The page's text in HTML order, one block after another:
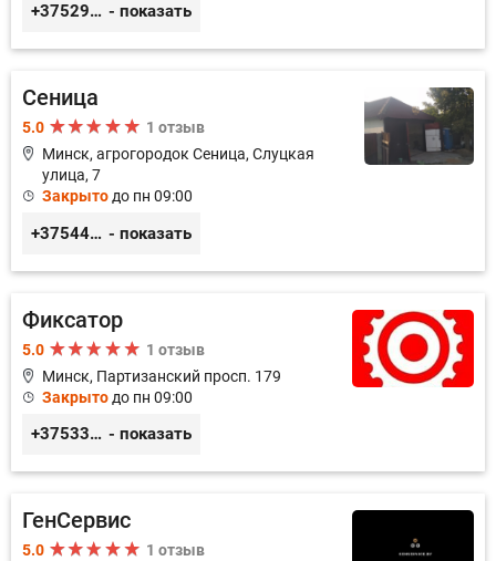
+375296233505 - показать
Сеница
5.0
1 отзыв
Минск, агрогородок Сеница, Слуцкая
улица, 7
Закрыто до пн 09:00
+375447670468 - показать
Фиксатор
5.0
1 отзыв
Минск, Партизанский просп. 179
Закрыто до пн 09:00
+375336617270 - показать
ГенСервис
5.0
1 отзыв